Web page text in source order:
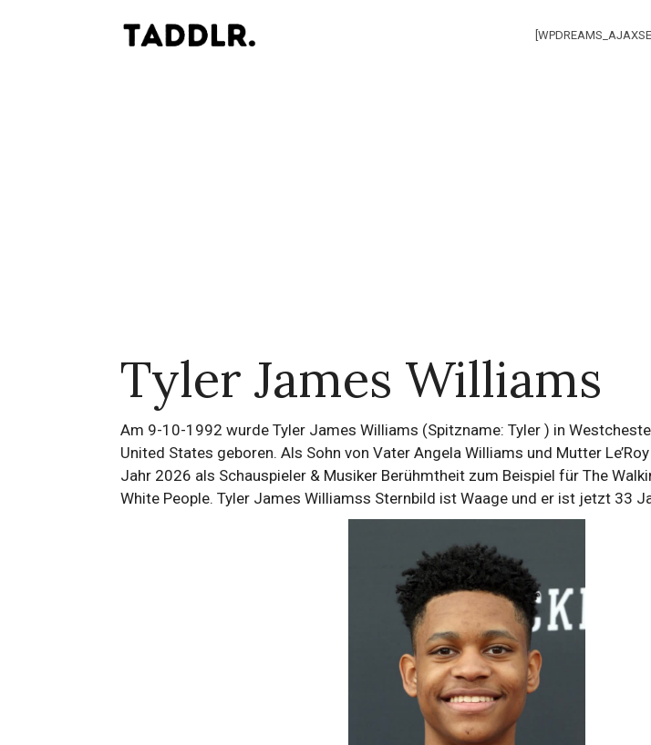
Tyler James Williams
Am 9-10-1992 wurde Tyler James Williams (Spitzname: Tyler ) in
United States geboren. Als Sohn von Vater Angela Williams und Mutter
Jahr 2026 als Schauspieler & Musiker Berühmtheit zum Beispiel für The
White People. Tyler James Williamss Sternbild ist Waage und er ist jetzt 33